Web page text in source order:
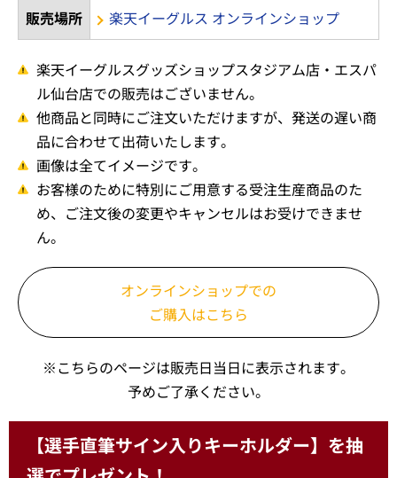
販売場所
楽天イーグルス オンラインショップ
楽天イーグルスグッズショップスタジアム店・エスパ
ル仙台店での販売はございません。
他商品と同時にご注文いただけますが、発送の遅い商
品に合わせて出荷いたします。
画像は全てイメージです。
お客様のために特別にご用意する受注生産商品のた
め、ご注文後の変更やキャンセルはお受けできませ
ん。
オンラインショップでの
ご購入はこちら
※こちらのページは販売日当日に表示されます。
予めご了承ください。
【選手直筆サイン入りキーホルダー】を抽